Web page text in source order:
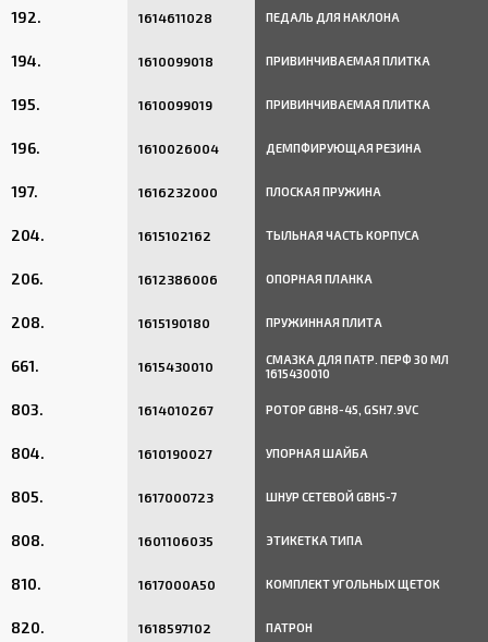
192. 1614611028 ПЕДАЛЬ ДЛЯ НАКЛОНА
194. 1610099018 ПРИВИНЧИВАЕМАЯ ПЛИТКА
195. 1610099019 ПРИВИНЧИВАЕМАЯ ПЛИТКА
196. 1610026004 ДЕМПФИРУЮЩАЯ РЕЗИНА
197. 1616232000 ПЛОСКАЯ ПРУЖИНА
204. 1615102162 ТЫЛЬНАЯ ЧАСТЬ КОРПУСА
206. 1612386006 ОПОРНАЯ ПЛАНКА
208. 1615190180 ПРУЖИННАЯ ПЛИТА
661. 1615430010
СМАЗКА ДЛЯ ПАТР. ПЕРФ 30 МЛ
1615430010
803. 1614010267 РОТОР GBH8-45, GSH7.9VC
804. 1610190027 УПОРНАЯ ШАЙБА
805. 1617000723 ШНУР СЕТЕВОЙ GBH5-7
808. 1601106035 ЭТИКЕТКА ТИПА
810. 1617000A50 КОМПЛЕКТ УГОЛЬНЫХ ЩЕТОК
820. 1618597102 ПАТРОН